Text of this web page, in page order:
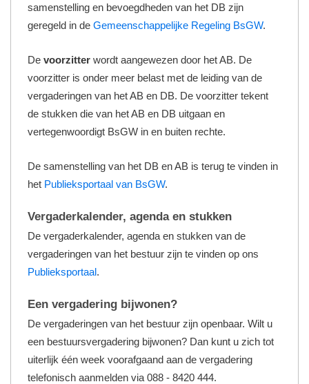
samenstelling en bevoegdheden van het DB zijn
geregeld in de Gemeenschappelijke Regeling BsGW.
De voorzitter wordt aangewezen door het AB. De
voorzitter is onder meer belast met de leiding van de
vergaderingen van het AB en DB. De voorzitter tekent
de stukken die van het AB en DB uitgaan en
vertegenwoordigt BsGW in en buiten rechte.
De samenstelling van het DB en AB is terug te vinden in
het Publieksportaal van BsGW.
Vergaderkalender, agenda en stukken
De vergaderkalender, agenda en stukken van de
vergaderingen van het bestuur zijn te vinden op ons
Publieksportaal.
Een vergadering bijwonen?
De vergaderingen van het bestuur zijn openbaar. Wilt u
een bestuursvergadering bijwonen? Dan kunt u zich tot
uiterlijk één week voorafgaand aan de vergadering
telefonisch aanmelden via 088 - 8420 444.